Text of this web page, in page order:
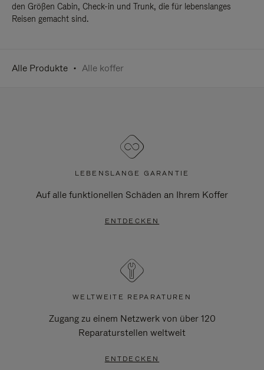
den Größen Cabin, Check-in und Trunk, die für lebenslanges
Reisen gemacht sind.
Alle Produkte Alle koffer
LEBENSLANGE GARANTIE
Auf alle funktionellen Schäden an Ihrem Koffer
ENTDECKEN
WELTWEITE REPARATUREN
Zugang zu einem Netzwerk von über 120
Reparaturstellen weltweit
ENTDECKEN